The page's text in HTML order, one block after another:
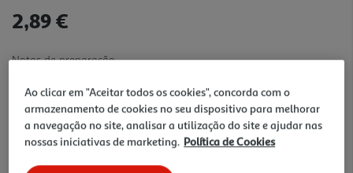
2,89 €
Notas de preparação
Ao clicar em "Aceitar todos os cookies", concorda com o
armazenamento de cookies no seu dispositivo para melhorar
a navegação no site, analisar a utilização do site e ajudar nas
nossas iniciativas de marketing. Política de Cookies